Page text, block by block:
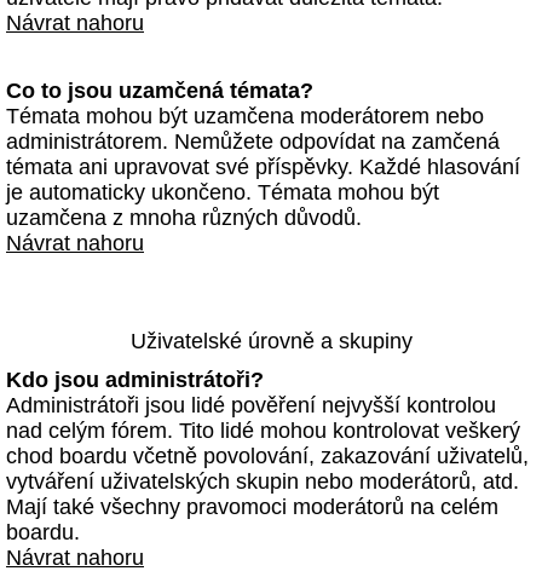
Návrat nahoru
Co to jsou uzamčená témata?
Témata mohou být uzamčena moderátorem nebo
administrátorem. Nemůžete odpovídat na zamčená
témata ani upravovat své příspěvky. Každé hlasování
je automaticky ukončeno. Témata mohou být
uzamčena z mnoha různých důvodů.
Návrat nahoru
Uživatelské úrovně a skupiny
Kdo jsou administrátoři?
Administrátoři jsou lidé pověření nejvyšší kontrolou
nad celým fórem. Tito lidé mohou kontrolovat veškerý
chod boardu včetně povolování, zakazování uživatelů,
vytváření uživatelských skupin nebo moderátorů, atd.
Mají také všechny pravomoci moderátorů na celém
boardu.
Návrat nahoru